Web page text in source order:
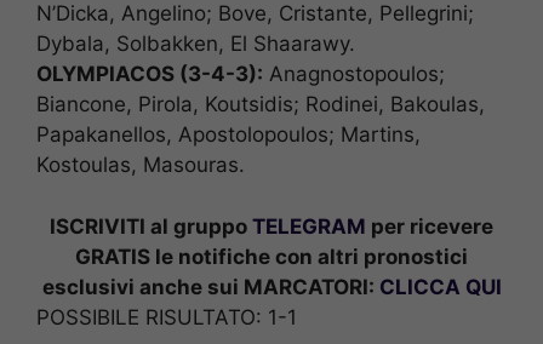
N’Dicka, Angelino; Bove, Cristante, Pellegrini;
Dybala, Solbakken, El Shaarawy.
OLYMPIACOS (3-4-3): Anagnostopoulos;
Biancone, Pirola, Koutsidis; Rodinei, Bakoulas,
Papakanellos, Apostolopoulos; Martins,
Kostoulas, Masouras.
ISCRIVITI al gruppo TELEGRAM per ricevere
GRATIS le notifiche con altri pronostici
esclusivi anche sui MARCATORI: CLICCA QUI
POSSIBILE RISULTATO: 1-1